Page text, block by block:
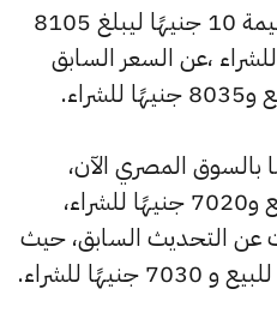
شهد سعر عيار 24 تراجعًا بقيمة 10 جنيهًا ليبلغ 8105
و8025 جنيهًا للشراء ،عن السعر السابق
21 انخفاضًا بالسوق المصري الآن،
حيث بلغ 7090 جنيهًا للبيع و7020 جنيهًا للشراء،
10 جنيهات عن التحديث السابق، حيث